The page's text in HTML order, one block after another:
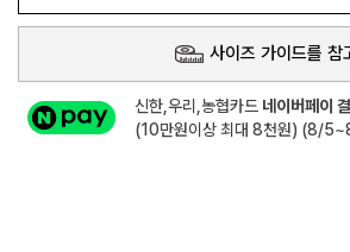
사이즈 가이드를 참
신한,우리,농협카드 네이버페이
(10만원이상 최대 8천원) (8/